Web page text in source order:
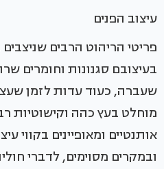
עיצוב הפנים
פריטי הריהוט הרבים
בעיצובם סגנונות וחומרים
שעברה, כעוד עדות לזמן
מוחלט בעץ כהה וקישוטיות
אותנטיים ומאופיינים בקווי
ובמקרים מסוימים, לדברי